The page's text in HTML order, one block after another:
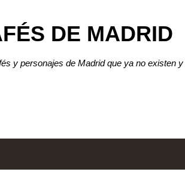
DE MADRID
y personajes de Madrid que ya no existen